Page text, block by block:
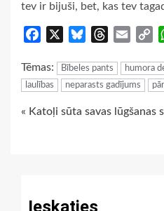
tev ir bijuši, bet, kas tev
Facebook BlueskyThreads
Email
Tēmas: Bībeles pants humora
laulības
neparasts gadījums
Continue
« Katoļi sūta savas lūgšanas